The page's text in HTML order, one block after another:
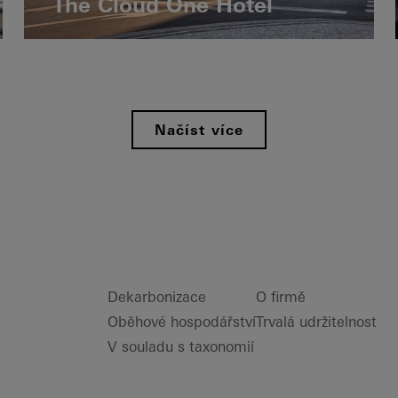
Načíst více
Dekarbonizace
Oběhové hospodářství
V souladu s taxonomií
O firmě
Trvalá udržitelnost